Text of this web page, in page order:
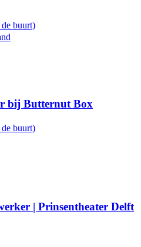
buurt)
bij Butternut Box
buurt)
| Prinsentheater Delft